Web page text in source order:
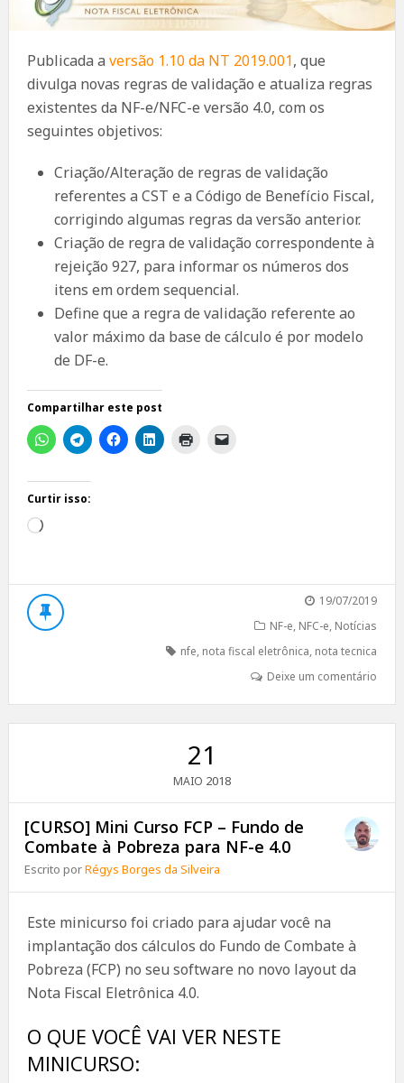
Publicada a versão 1.10 da NT 2019.001, que
divulga novas regras de validação e atualiza regras
existentes da NF-e/NFC-e versão 4.0, com os
seguintes objetivos:
Criação/Alteração de regras de validação
referentes a CST e a Código de Benefício Fiscal,
corrigindo algumas regras da versão anterior.
Criação de regra de validação correspondente à
rejeição 927, para informar os números dos
itens em ordem sequencial.
Define que a regra de validação referente ao
valor máximo da base de cálculo é por modelo
de DF-e.
Compartilhar este post
Curtir isso:
Carregando...
19/07/2019
NF-e, NFC-e, Notícias
nfe, nota fiscal eletrônica, nota tecnica
Deixe um comentário
21
MAIO 2018
[CURSO] Mini Curso FCP – Fundo de
Combate à Pobreza para NF-e 4.0
Escrito porRégys Borges da Silveira
Este minicurso foi criado para ajudar você na
implantação dos cálculos do Fundo de Combate à
Pobreza (FCP) no seu software no novo layout da
Nota Fiscal Eletrônica 4.0.
O QUE VOCÊ VAI VER NESTE
MINICURSO: